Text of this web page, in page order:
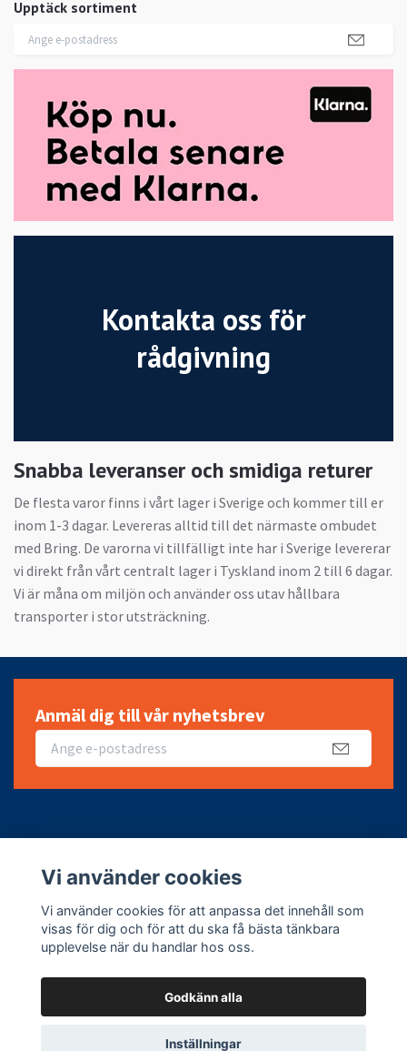
Upptäck sortiment
Kontakta oss för
rådgivning
Snabba leveranser och smidiga returer
De flesta varor finns i vårt lager i Sverige och kommer till er
inom 1-3 dagar. Levereras alltid till det närmaste ombudet
med Bring. De varorna vi tillfälligt inte har i Sverige levererar
vi direkt från vårt centralt lager i Tyskland inom 2 till 6 dagar.
Vi är måna om miljön och använder oss utav hållbara
transporter i stor utsträckning.
Anmäl dig till vår nyhetsbrev
Sociala medier
© 2026 Leifheit Sverige
Vi använder cookies
Vi använder cookies för att anpassa det innehåll som
visas för dig och för att du ska få bästa tänkbara
upplevelse när du handlar hos oss.
Godkänn alla
Inställningar